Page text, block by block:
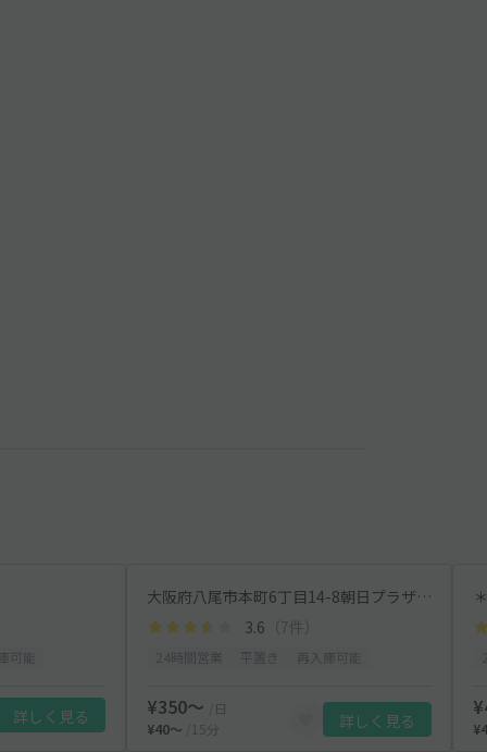
詳しく見る
大阪府八尾市本町6丁目14-8朝日プラザ内 駐車場
3.6 （7件）
¥350〜
/日
¥40〜
/15分 詳しく見る